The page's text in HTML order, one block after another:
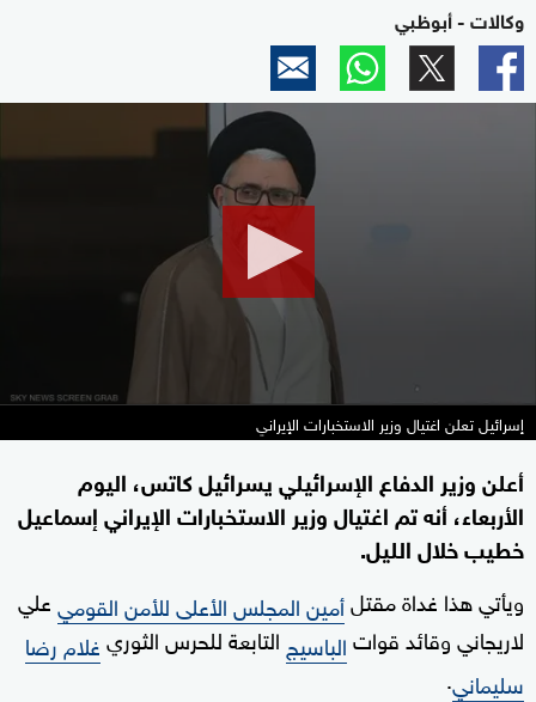
وكالات - أبوظبي
إسرائيل تعلن اغتيال وزير الاستخبارات الإيراني
أعلن وزير الدفاع الإسرائيلي يسرائيل كاتس، اليوم
الأربعاء، أنه تم اغتيال وزير الاستخبارات الإيراني إسماعيل
خطيب خلال الليل.
ويأتي هذا غداة مقتلأمين المجلس الأعلى للأمن القوميعلي
لاريجاني وقائد قواتالباسيج التابعة للحرس الثوريغلام رضا
سليماني.